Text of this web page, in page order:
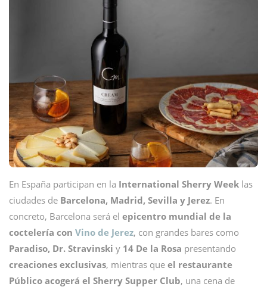
En España participan en la International Sherry Week las
ciudades de Barcelona, Madrid, Sevilla y Jerez. En
concreto, Barcelona será el epicentro mundial de la
coctelería con Vino de Jerez, con grandes bares como
Paradiso, Dr. Stravinski y 14 De la Rosa presentando
creaciones exclusivas, mientras que el restaurante
Público acogerá el Sherry Supper Club, una cena de